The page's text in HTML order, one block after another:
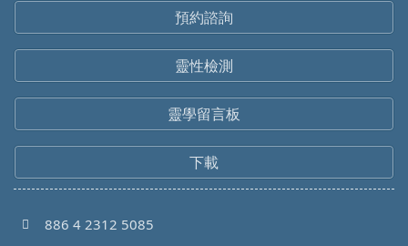
預約諮詢
靈性檢測
靈學留言板
下載
886 4 2312 5085